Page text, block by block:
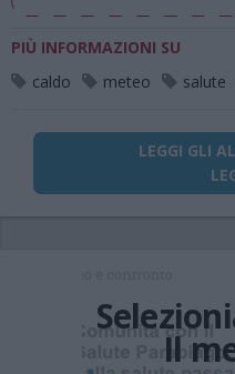
PIÙ INFORMAZIONI SU
caldo
meteo salute
LEGGI GLI
Il